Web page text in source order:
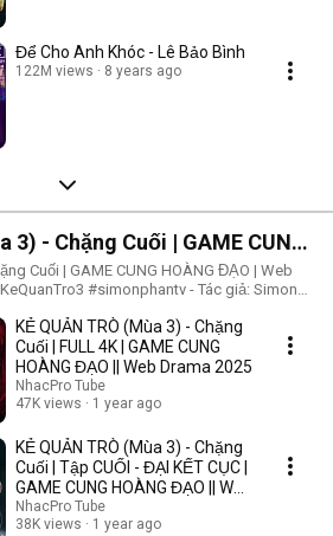
Để Cho Anh Khóc - Lê Bảo Bình
122M views 8 years ago
3) - Chặng Cuối | GAME CUNG
2025
Cuối | GAME CUNG HOÀNG ĐẠO | Web
#simonphantv - Tác giả: Simon
hình thực tế, nhưng dần trở nên đen tối
chiến thắng cuối cùng?. Mục đích của
mặt đằng sau chiếc mặt nạ. Tất cả sẽ tiết
TRÒ (Mùa 3) Simon Phan _ Anh trai
Huỳnh Nhựt Bnat _ Ca sĩ Bnat Bảo Ngân _
Trúc Khánh Duy _ Nghệ sĩ Khánh Duy
KẺ QUẢN TRÒ (Mùa 3) - Chặng
Cuối | FULL 4K | GAME CUNG
HOÀNG ĐẠO || Web Drama 2025
NhacPro Tube
47K views
1 year ago
KẺ QUẢN TRÒ (Mùa 3) - Chặng
Cuối | Tập CUỐI - ĐẠI KẾT CỤC |
GAME CUNG HOÀNG ĐẠO || Web
Drama 2025
NhacPro Tube
38K views
1 year ago